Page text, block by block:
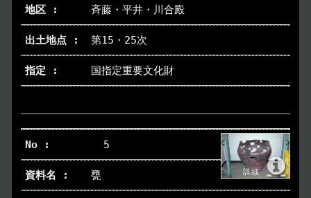
斉藤・平井・川合殿
第15・25次
国指定重要文化財
5
甕